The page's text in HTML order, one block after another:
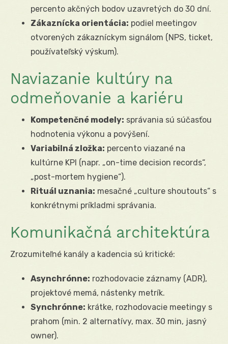
percento akčných bodov uzavretých do 30 dní.
Zákaznícka orientácia: podiel meetingov
otvorených zákazníckym signálom (NPS, ticket,
používateľský výskum).
Naviazanie kultúry na
odmeňovanie a kariéru
Kompetenčné modely: správania sú súčasťou
hodnotenia výkonu a povýšení.
Variabilná zložka: percento viazané na
kultúrne KPI (napr. „on-time decision records“,
„post-mortem hygiene“).
Rituál uznania: mesačné „culture shoutouts“ s
konkrétnymi príkladmi správania.
Komunikačná architektúra
Zrozumiteľné kanály a kadencia sú kritické:
Asynchrónne: rozhodovacie záznamy (ADR),
projektové memá, nástenky metrík.
Synchrónne: krátke, rozhodovacie meetingy s
prahom (min. 2 alternatívy, max. 30 min, jasný
owner).